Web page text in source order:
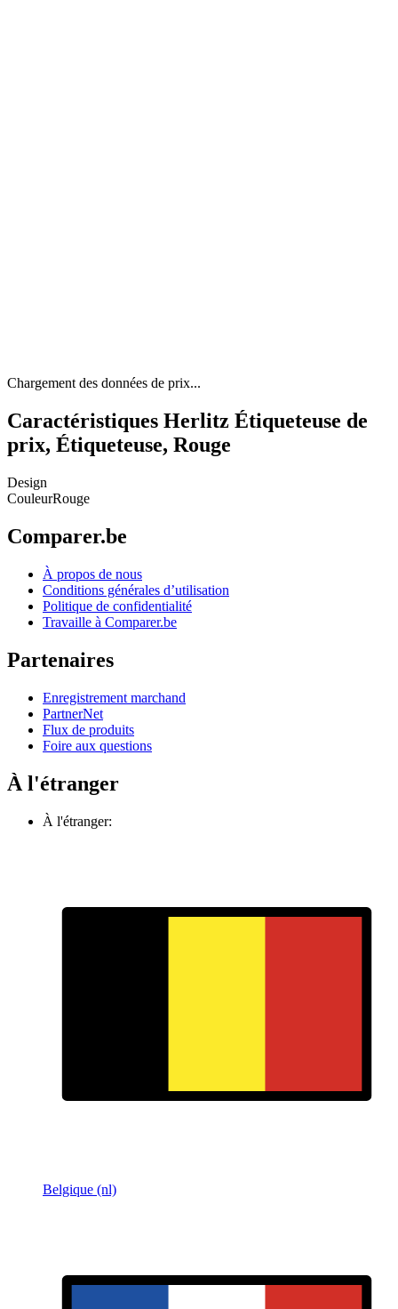
Chargement des données de prix...
Caractéristiques Herlitz Étiqueteuse de
prix, Étiqueteuse, Rouge
Design
CouleurRouge
Comparer.be
À propos de nous
Conditions générales d’utilisation
Politique de confidentialité
Travaille à Comparer.be
Partenaires
Enregistrement marchand
PartnerNet
Flux de produits
Foire aux questions
À l'étranger
À l'étranger:
Belgique (nl)